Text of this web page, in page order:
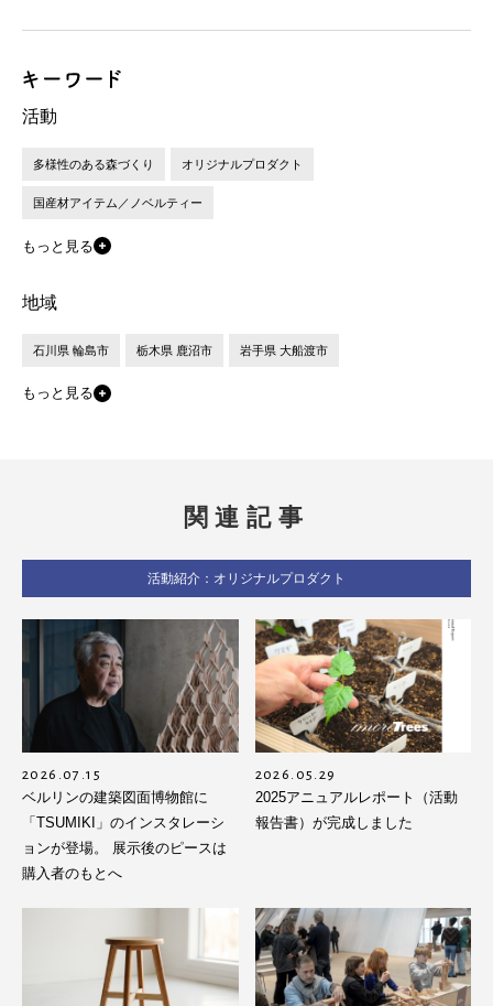
活動
多様性のある森づくり オリジナルプロダクト
国産材アイテム／ノベルティー
もっと見る
地域
石川県 輪島市 栃木県 鹿沼市 岩手県 大船渡市
もっと見る
関連記事
活動紹介：オリジナルプロダクト
2026.07.15
ベルリンの建築図面博物館に
「TSUMIKI」のインスタレーシ
ョンが登場。 展示後のピースは
購入者のもとへ
2026.05.29
2025アニュアルレポート（活動
報告書）が完成しました